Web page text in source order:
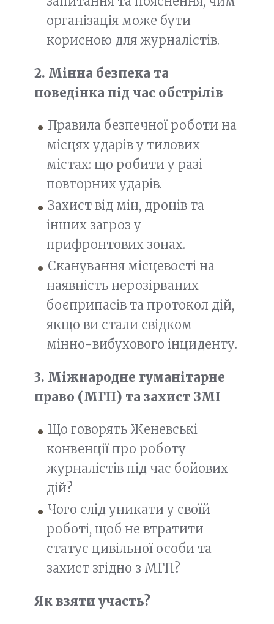
організація може бути
корисною для журналістів.
2. Мінна безпека та
поведінка під час обстрілів
Правила безпечної роботи на
місцях ударів у тилових
містах: що робити у разі
повторних ударів.
Захист від мін, дронів та
інших загроз у
прифронтових зонах.
Сканування місцевості на
наявність нерозірваних
боєприпасів та протокол дій,
якщо ви стали свідком
мінно-вибухового інциденту.
3. Міжнародне гуманітарне
право (МГП) та захист ЗМІ
Що говорять Женевські
конвенції про роботу
журналістів під час бойових
дій?
Чого слід уникати у своїй
роботі, щоб не втратити
статус цивільної особи та
захист згідно з МГП?
Як взяти участь?